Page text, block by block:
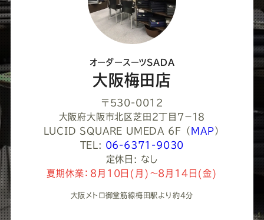
く
だ
い
オーダースーツSADA
大阪梅田店
〒530-0012
大阪府大阪市北区芝田２丁目７−１８
LUCID SQUARE UMEDA 6F
（ MAP ）
TEL: 06-6371-9030
定休日: なし
夏期休業：8月10日(月)～8月14日(金)
大阪メトロ御堂筋線梅田駅より約4分